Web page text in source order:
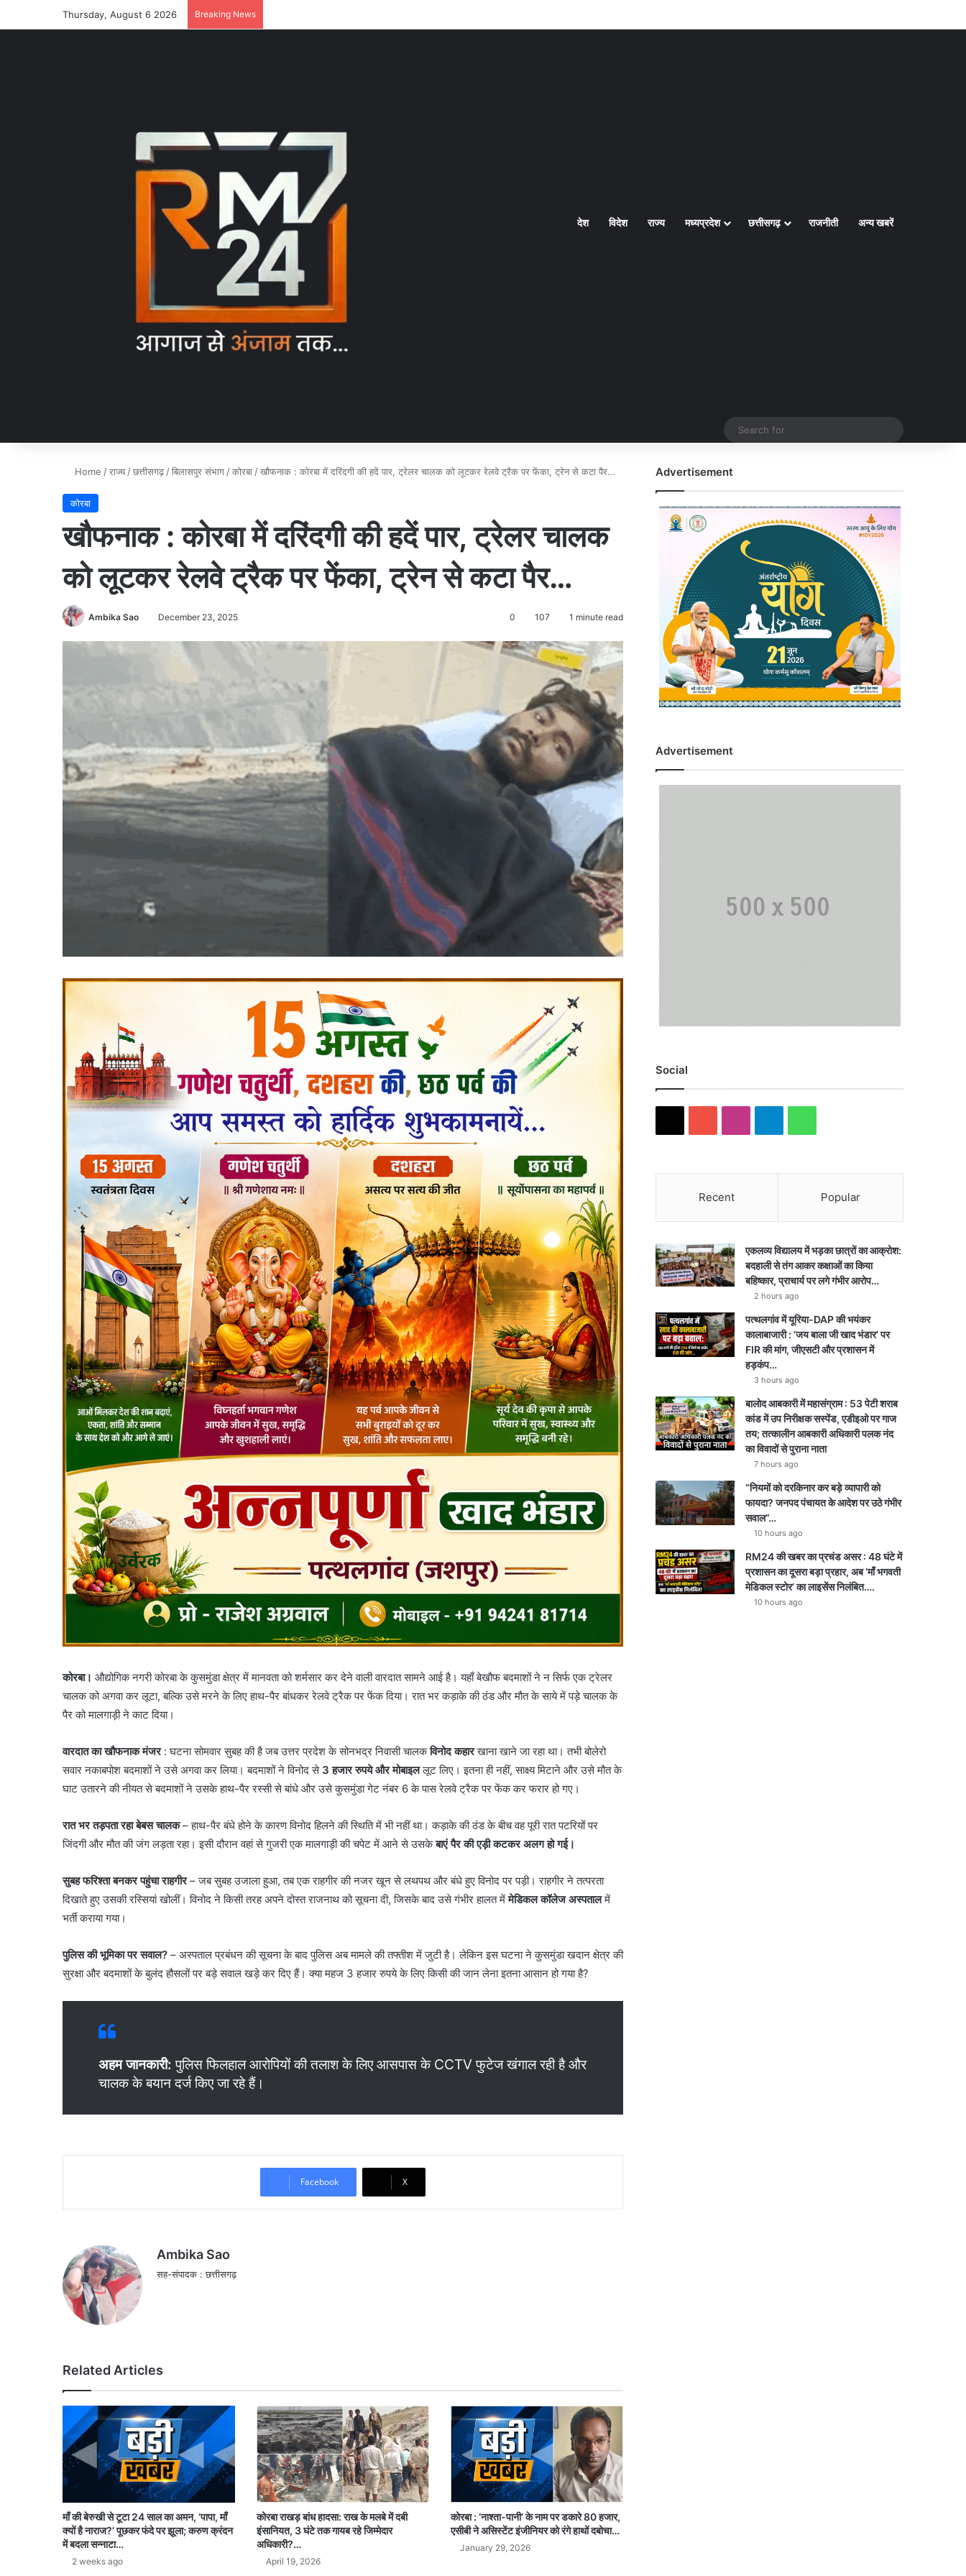
Thursday, August 6 2026 Breaking News
Homeदेश विदेश राज्य मध्यप्रदेश छत्तीसगढ़ राजनीती अन्य खबरें
Home /राज्य /छत्तीसगढ़ /बिलासपुर संभाग /कोरबा /खौफनाक : कोरबा में दरिंदगी की हदें पार, ट्रेलर चालक को लूटकर रेलवे ट्रैक पर फेंका, ट्रेन से कटा पैर…
कोरबा
खौफनाक : कोरबा में दरिंदगी की हदें पार, ट्रेलर चालक
को लूटकर रेलवे ट्रैक पर फेंका, ट्रेन से कटा पैर…
Ambika Sao December 23, 2025 0 107 1 minute read
कोरबा। औद्योगिक नगरी कोरबा के कुसमुंडा क्षेत्र में मानवता को शर्मसार कर देने वाली वारदात सामने आई है। यहाँ बेखौफ बदमाशों ने न सिर्फ एक ट्रेलर
चालक को अगवा कर लूटा, बल्कि उसे मरने के लिए हाथ-पैर बांधकर रेलवे ट्रैक पर फेंक दिया। रात भर कड़ाके की ठंड और मौत के साये में पड़े चालक के
पैर को मालगाड़ी ने काट दिया।
वारदात का खौफनाक मंजर: घटना सोमवार सुबह की है जब उत्तर प्रदेश के सोनभद्र निवासी चालकविनोद कहारखाना खाने जा रहा था। तभी बोलेरो
सवार नकाबपोश बदमाशों ने उसे अगवा कर लिया। बदमाशों ने विनोद से 3 हजार रुपये और मोबाइललूट लिए। इतना ही नहीं, साक्ष्य मिटाने और उसे मौत के
घाट उतारने की नीयत से बदमाशों ने उसके हाथ-पैर रस्सी से बांधे और उसे कुसमुंडा गेट नंबर 6 के पास रेलवे ट्रैक पर फेंक कर फरार हो गए।
रात भर तड़पता रहा बेबस चालक– ​हाथ-पैर बंधे होने के कारण विनोद हिलने की स्थिति में भी नहीं था। कड़ाके की ठंड के बीच वह पूरी रात पटरियों पर
जिंदगी और मौत की जंग लड़ता रहा। इसी दौरान वहां से गुजरी एक मालगाड़ी की चपेट में आने से उसकेबाएं पैर की एड़ी कटकर अलग हो गई।
सुबह फरिश्ता बनकर पहुंचा राहगीर– जब सुबह उजाला हुआ, तब एक राहगीर की नजर खून से लथपथ और बंधे हुए विनोद पर पड़ी। राहगीर ने तत्परता
दिखाते हुए उसकी रस्सियां खोलीं। विनोद ने किसी तरह अपने दोस्त राजनाथ को सूचना दी, जिसके बाद उसे गंभीर हालत मेंमेडिकल कॉलेज अस्पतालमें
भर्ती कराया गया।
पुलिस की भूमिका पर सवाल? – अस्पताल प्रबंधन की सूचना के बाद पुलिस अब मामले की तफ्तीश में जुटी है। लेकिन इस घटना ने कुसमुंडा खदान क्षेत्र की
सुरक्षा और बदमाशों के बुलंद हौसलों पर बड़े सवाल खड़े कर दिए हैं। क्या महज 3 हजार रुपये के लिए किसी की जान लेना इतना आसान हो गया है?
अहम जानकारी: पुलिस फिलहाल आरोपियों की तलाश के लिए आसपास के CCTV फुटेज खंगाल रही है और
चालक के बयान दर्ज किए जा रहे हैं।
Facebook X
Ambika Sao
सह-संपादक : छत्तीसगढ़
Related Articles
माँ की बेरुखी से टूटा 24 साल का अमन, ‘पापा, माँ
क्यों है नाराज?’ पूछकर फंदे पर झूला; करुण क्रंदन
में बदला सन्नाटा…
2 weeks ago
कोरबा राखड़ बांध हादसा: राख के मलबे में दबी
इंसानियत, 3 घंटे तक गायब रहे जिम्मेदार
अधिकारी?…
April 19, 2026
कोरबा : ‘नाश्ता-पानी’ के नाम पर डकारे 80 हजार,
एसीबी ने असिस्टेंट इंजीनियर को रंगे हाथों दबोचा…
January 29, 2026
Advertisement
Advertisement
Social
Recent Popular
एकलव्य विद्यालय में भड़का छात्रों का आक्रोश:
बदहाली से तंग आकर कक्षाओं का किया
बहिष्कार, प्राचार्य पर लगे गंभीर आरोप…
2 hours ago
पत्थलगांव में यूरिया-DAP की भयंकर
कालाबाजारी : ‘जय बाला जी खाद भंडार’ पर
FIR की मांग, जीएसटी और प्रशासन में
हड़कंप…
3 hours ago
बालोद आबकारी में महासंग्राम : 53 पेटी शराब
कांड में उप निरीक्षक सस्पेंड, एडीइओ पर गाज
तय; तत्कालीन आबकारी अधिकारी पलक नंद
का विवादों से पुराना नाता
7 hours ago
“नियमों को दरकिनार कर बड़े व्यापारी को
फायदा? जनपद पंचायत के आदेश पर उठे गंभीर
सवाल”…
10 hours ago
RM24 की खबर का प्रचंड असर : 48 घंटे में
प्रशासन का दूसरा बड़ा प्रहार, अब ‘माँ भगवती
मेडिकल स्टोर’ का लाइसेंस निलंबित….
10 hours ago